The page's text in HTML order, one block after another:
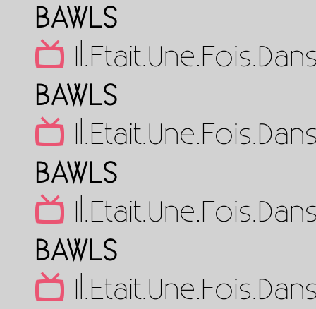
BAWLS
BAWLS
BAWLS
BAWLS